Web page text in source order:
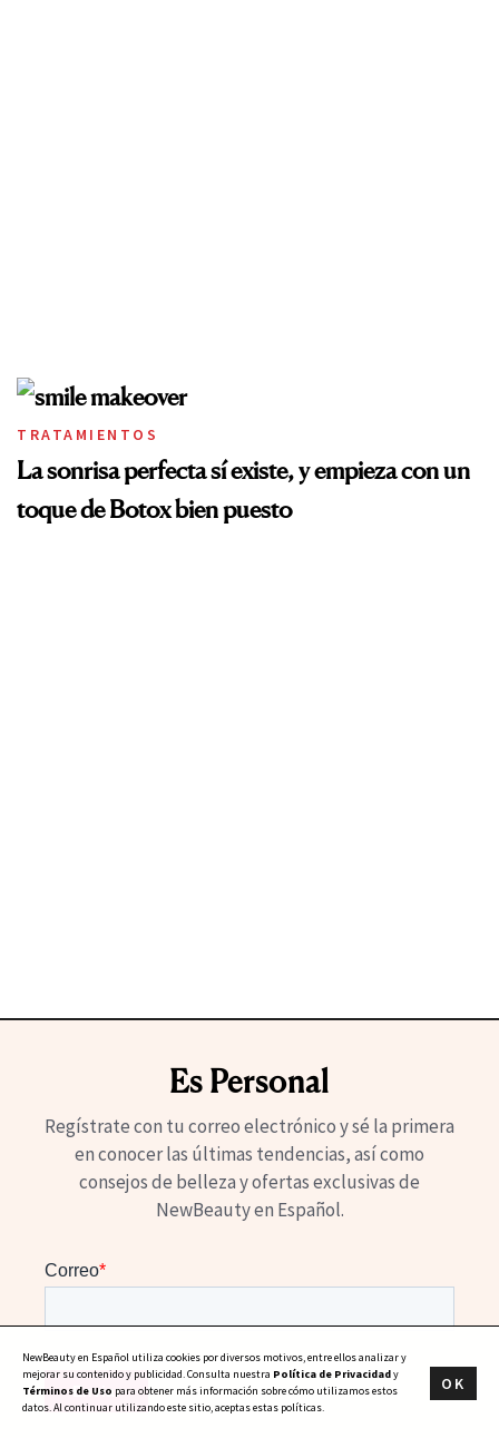
TRATAMIENTOS
La sonrisa perfecta sí existe, y empieza con un
toque de Botox bien puesto
Es Personal
Regístrate con tu correo electrónico y sé la primera
en conocer las últimas tendencias, así como
consejos de belleza y ofertas exclusivas de
NewBeauty en Español.
NewBeauty en Español utiliza cookies por diversos motivos, entre ellos analizar y
mejorar su contenido y publicidad. Consulta nuestra Política de Privacidady
Términos de Uso para obtener más información sobre cómo utilizamos estos
datos. Al continuar utilizando este sitio, aceptas estas políticas.
OK